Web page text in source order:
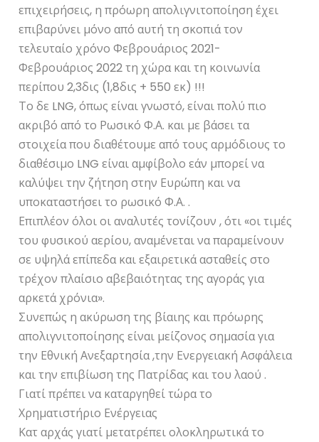
επιχειρήσεις, η πρόωρη απολιγνιτοποίηση έχει
επιβαρύνει μόνο από αυτή τη σκοπιά τον
τελευταίο χρόνο Φεβρουάριος 2021-
Φεβρουάριος 2022 τη χώρα και τη κοινωνία
περίπου 2,3δις (1,8δις + 550 εκ) !!!
Το δε LNG, όπως είναι γνωστό, είναι πολύ πιο
ακριβό από το Ρωσικό Φ.Α. και με βάσει τα
στοιχεία που διαθέτουμε από τους αρμόδιους το
διαθέσιμο LNG είναι αμφίβολο εάν μπορεί να
καλύψει την ζήτηση στην Ευρώπη και να
υποκαταστήσει το ρωσικό Φ.Α. .
Επιπλέον όλοι οι αναλυτές τονίζουν , ότι «οι τιμές
του φυσικού αερίου, αναμένεται να παραμείνουν
σε υψηλά επίπεδα και εξαιρετικά ασταθείς στο
τρέχον πλαίσιο αβεβαιότητας της αγοράς για
αρκετά χρόνια».
Συνεπώς η ακύρωση της βίαιης και πρόωρης
απολιγνιτοποίησης είναι μείζονος σημασία για
την Εθνική Ανεξαρτησία ,την Ενεργειακή Ασφάλεια
και την επιβίωση της Πατρίδας και του λαού .
Γιατί πρέπει να καταργηθεί τώρα το
Χρηματιστήριο Ενέργειας
Κατ αρχάς γιατί μετατρέπει ολοκληρωτικά το